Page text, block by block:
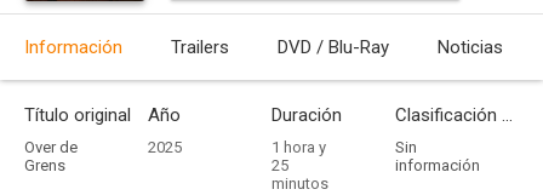
Estrenada
Información Trailers DVD / Blu-Ray Noticias
Título original
Over de
Grens
Año
2025
Duración
1 hora y
25
minutos
Clasificación por edades
Sin
información